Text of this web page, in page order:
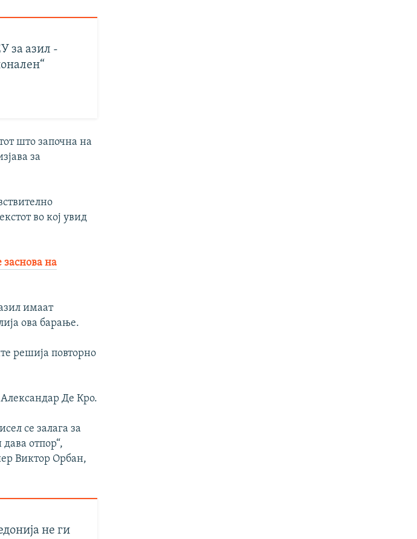
за азил -
што започна на
за
во кој увид
заснова на
имаат
ова барање.
решија повторно
Де Кро.
се залага за
отпор“,
Виктор Орбан,
не ги